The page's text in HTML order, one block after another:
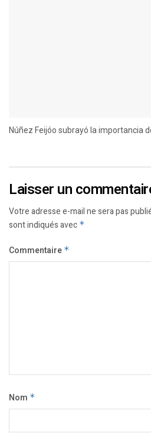
Núñez Feijóo subrayó la importancia
Laisser un
Votre adresse e-mail ne sera pas
sont indiqués avec *
Commentaire *
Nom *